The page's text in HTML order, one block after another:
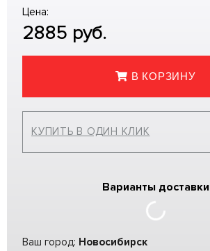
Цена:
2885 руб.
В КОРЗИНУ
КУПИТЬ В ОДИН КЛИК
Варианты доставки
Ваш город: Новосибирск